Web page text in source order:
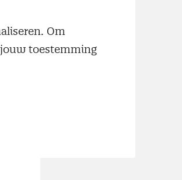
Om
toestemming